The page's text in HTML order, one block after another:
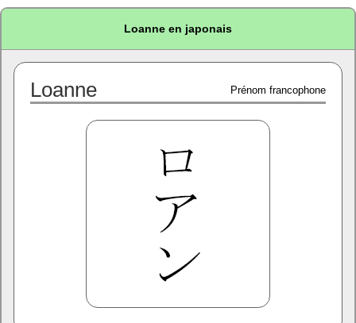
Loanne en japonais
Loanne Prénom francophone